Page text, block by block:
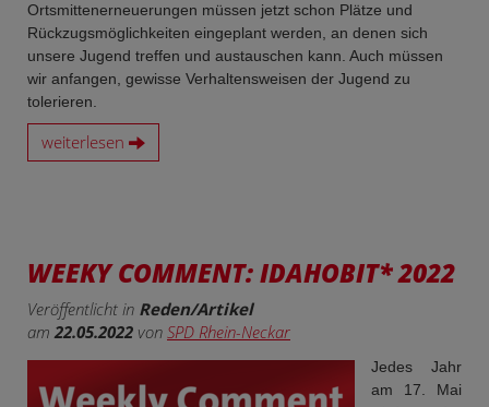
Ortsmittenerneuerungen müssen jetzt schon Plätze und
Rückzugsmöglichkeiten eingeplant werden, an denen sich
unsere Jugend treffen und austauschen kann. Auch müssen
wir anfangen, gewisse Verhaltensweisen der Jugend zu
tolerieren.
weiterlesen
WEEKY COMMENT: IDAHOBIT* 2022
Veröffentlicht in Reden/Artikel
am22.05.2022 von SPD Rhein-Neckar
Jedes Jahr
am 17. Mai